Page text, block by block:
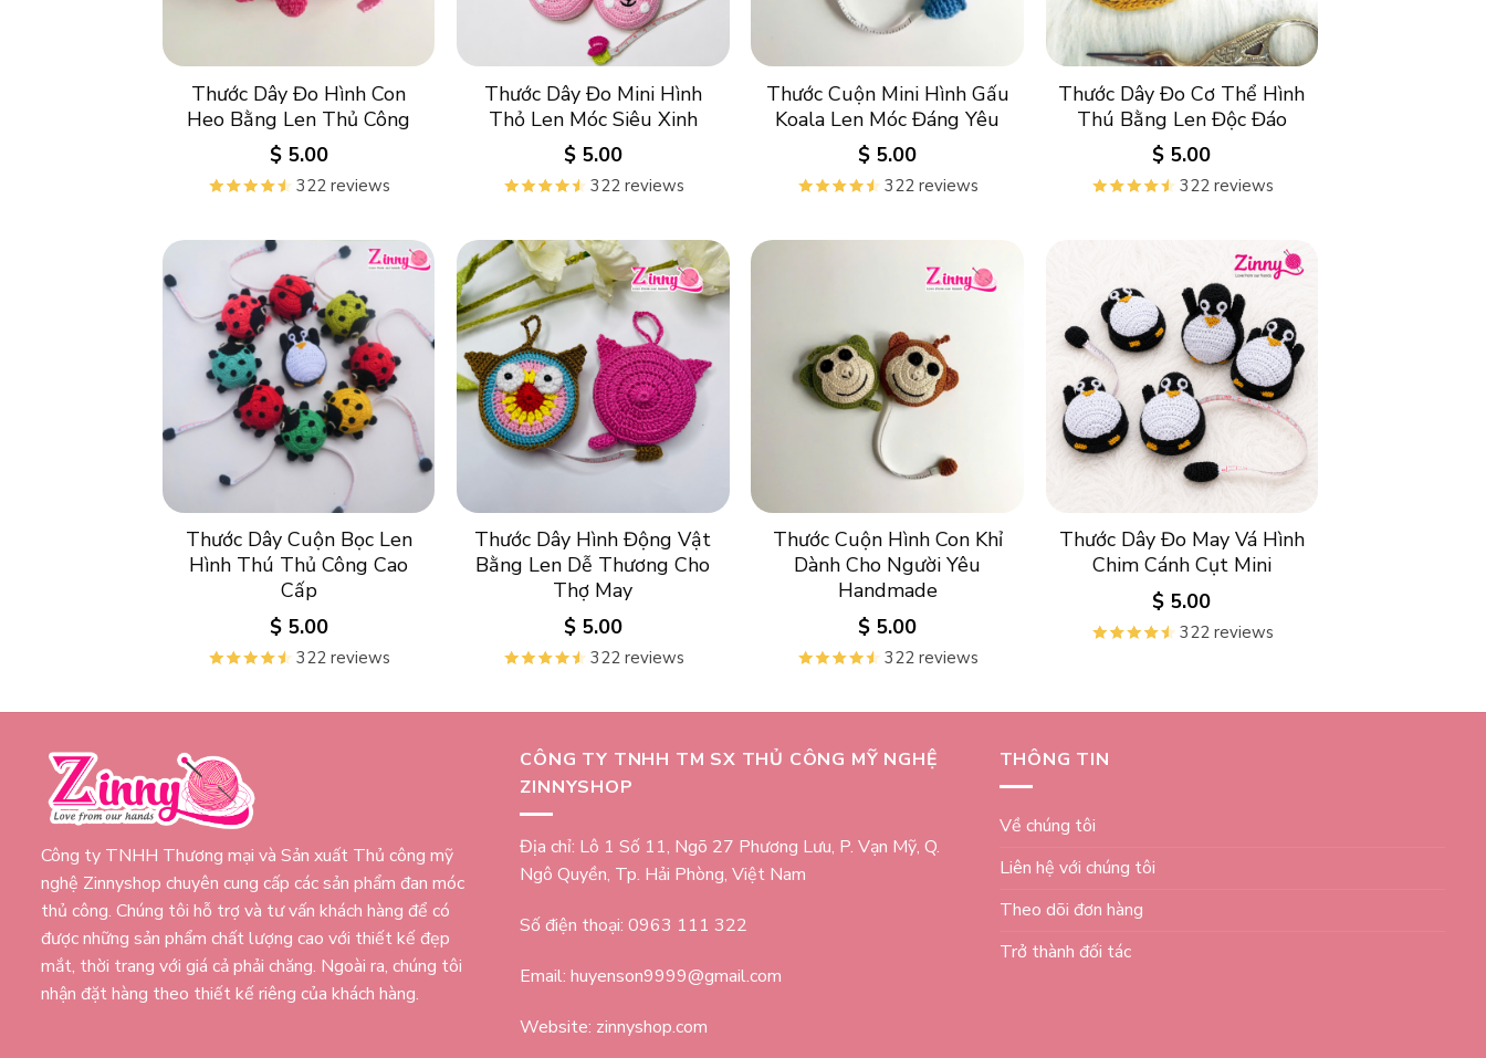
Thước Dây Đo Hình Con
Heo Bằng Len Thủ Công
$5.00
322 reviews
Thước Dây Đo Mini Hình
Thỏ Len Móc Siêu Xinh
$5.00
322 reviews
Thước Cuộn Mini Hình Gấu
Koala Len Móc Đáng Yêu
$ 5.00
322 reviews
Thước Dây Đo Cơ Thể Hình
Thú Bằng Len Độc Đáo
$ 5.00
322 reviews
Thước Dây Cuộn Bọc Len
Hình Thú Thủ Công Cao
Cấp
$5.00
322 reviews
Thước Dây Hình Động Vật
Bằng Len Dễ Thương Cho
Thợ May
$5.00
322 reviews
Thước Cuộn Hình Con Khỉ
Dành Cho Người Yêu
Handmade
$ 5.00
322 reviews
Thước Dây Đo May Vá Hình
Chim Cánh Cụt Mini
$ 5.00
322 reviews
Công ty TNHH Thương mại và Sản xuất Thủ công mỹ
nghệ Zinnyshop chuyên cung cấp các sản phẩm đan móc
thủ công. Chúng tôi hỗ trợ và tư vấn khách hàng để có
được những sản phẩm chất lượng cao với thiết kế đẹp
mắt, thời trang với giá cả phải chăng. Ngoài ra, chúng tôi
nhận đặt hàng theo thiết kế riêng của khách hàng.
CÔNG TY TNHH TM SX THỦ CÔNG MỸ NGHỆ
ZINNYSHOP
Địa chỉ: Lô 1 Số 11, Ngõ 27 Phương Lưu, P. Vạn Mỹ, Q.
Ngô Quyền, Tp. Hải Phòng, Việt Nam
Số điện thoại: 0963 111 322
Email: huyenson9999@gmail.com
Website: zinnyshop.com
THÔNG TIN
Về chúng tôi
Liên hệ với chúng tôi
Theo dõi đơn hàng
Trở thành đối tác